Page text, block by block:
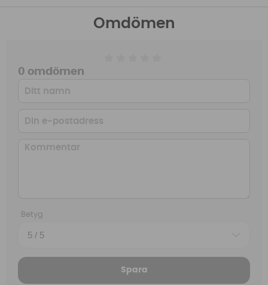
Omdömen
0 omdömen
Betyg
Spara